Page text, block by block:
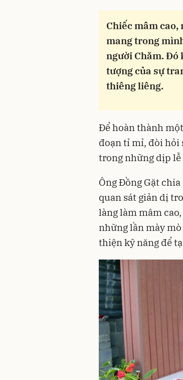
Chiếc mâm
mang trong
người Chăm. Đó
tượng của sự
thiêng liêng.
Để hoàn thành
đoạn tỉ mỉ, đòi hỏi
trong những dịp lễ
Ông Đồng Gặt
quan sát giản dị
làng làm mâm
những lần mày
thiện kỹ năng để